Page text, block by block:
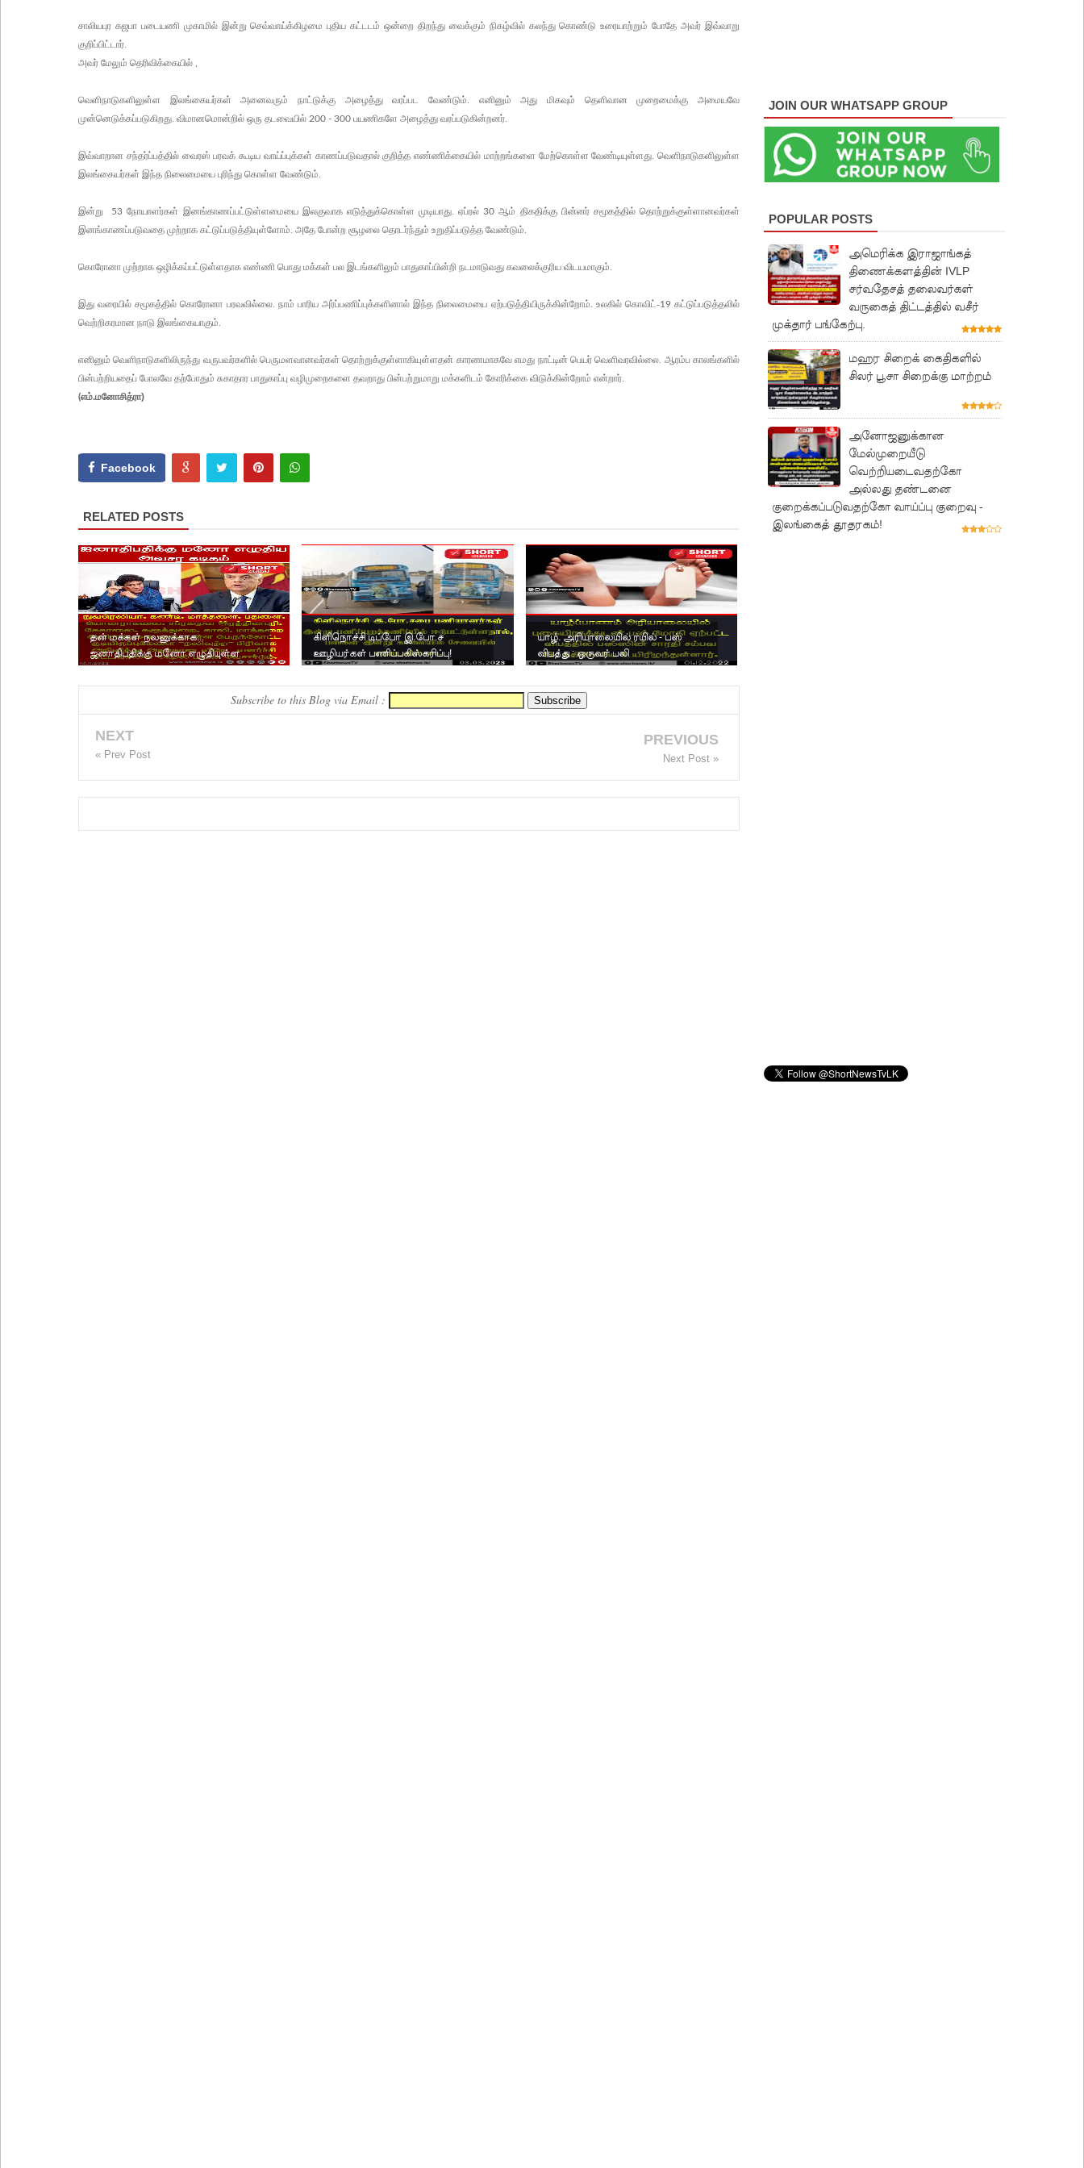
சாலியபுர கஜபா படையணி முகாமில் இன்று செவ்வாய்க்கிழமை புதிய கட்டடம் ஒன்றை திறந்து வைக்கும் நிகழ்வில் கலந்து கொண்டு உரையாற்றும் போதே அவர் இவ்வாறு
குறிப்பிட்டார்.
அவர் மேலும் தெரிவிக்கையில்
வெளிநாடுகளிலுள்ள இலங்கையர்கள் அனைவரும் நாட்டுக்கு அழைத்து வரப்பட வேண்டும். எனினும் அது மிகவும் தெளிவான முறைமைக்கு அமையவே
முன்னெடுக்கப்படுகிறது. விமானமொன்றில் ஒரு தடவையில் 200 - 300 பயணிகளே அழைத்து வரப்படுகின்றனர்.
இவ்வாறான சந்தர்ப்பத்தில் வைரஸ் பரவக் கூடிய வாய்ப்புக்கள் காணப்படுவதால் குறித்த எண்ணிக்கையில் மாற்றங்களை மேற்கொள்ள வேண்டியுள்ளது. வெளிநாடுகளிலுள்ள
இலங்கையர்கள் இந்த நிலைமையை புரிந்து கொள்ள வேண்டும்.
இன்று 53நோயாளர்கள் இனங்காணப்பட்டுள்ளமையை இலகுவாக எடுத்துக்கொள்ள முடியாது. ஏப்ரல்30ஆம் திகதிக்கு பின்னர் சமூகத்தில் தொற்றுக்குள்ளானவர்கள்
இனங்காணப்படுவதை முற்றாக கட்டுப்படுத்தியுள்ளோம். அதே போன்ற சூழலை தொடர்ந்தும் உறுதிப்படுத்த வேண்டும்.
கொரோனா முற்றாக ஒழிக்கப்பட்டுள்ளதாக எண்ணி பொது மக்கள் பல இடங்களிலும் பாதுகாப்பின்றி நடமாடுவது கவலைக்குரிய விடயமாகும்.
இது வரையில் சமூகத்தில் கொரோனா பரவவில்லை. நாம் பாரிய அர்ப்பணிப்புக்களினால் இந்த நிலைமையை ஏற்படுத்தியிருக்கின்றோம். உலகில் கொவிட்-19கட்டுப்படுத்தலில்
வெற்றிகரமான நாடு இலங்கையாகும்.
எனினும் வெளிநாடுகளிலிருந்து வருபவர்களில் பெருமளவானவர்கள் தொற்றுக்குள்ளாகியுள்ளதன் காரணமாகவே எமது நாட்டின் பெயர் வெளிவரவில்லை. ஆரம்ப காலங்களில்
பின்பற்றியதைப் போலவே தற்போதும் சுகாதார பாதுகாப்பு வழிமுறைகளை தவறாது பின்பற்றுமாறு மக்களிடம் கோரிக்கை விடுக்கின்றோம் என்றார்.
(எம்.மனோசித்ரா)
Facebook
RELATED POSTS
தன் மக்கள் நலனுக்காக...
ஜனாதிபதிக்கு மனோ எழுதியுள்ள
கிளிநொச்சி டிப்போ இ.போ.ச
ஊழியர்கள் பணிப்பகிஸ்கரிப்பு!
யாழ். அரியாலையில் ரயில் - பஸ்
விபத்து : ஒருவர் பலி
Subscribe to this Blog via Email :
NEXT
« Prev Post
PREVIOUS
Next Post »
JOIN OUR WHATSAPP GROUP
POPULAR POSTS
அமெரிக்க இராஜாங்கத்
திணைக்களத்தின் IVLP
சர்வதேசத் தலைவர்கள்
வருகைத் திட்டத்தில் வசீர்
முக்தார் பங்கேற்பு.
மஹர சிறைக் கைதிகளில்
சிலர் பூசா சிறைக்கு மாற்றம்
அனோஜனுக்கான
மேல்முறையீடு
வெற்றியடைவதற்கோ
அல்லது தண்டனை
குறைக்கப்படுவதற்கோ வாய்ப்பு குறைவு -
இலங்கைத் தூதரகம்!